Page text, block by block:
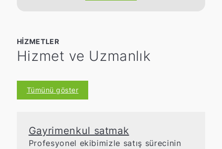
HIZMETLER
Hizmet ve Uzmanlık
Tümünü göster
Gayrimenkul satmak
Profesyonel ekibimizle satış sürecinin